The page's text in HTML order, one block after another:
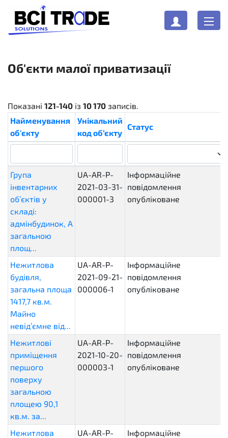
Об'єкти малої приватизації
Показані 121-140 із 10 170 записів.
Найменування
об'єкту
Унікальний
код об’єкту
Статус
Група
інвентарних
об’єктів у
складі:
адмінбудинок, А
загальною
площ...
UA-AR-P-
2021-03-31-
000001-3
Інформаційне
повідомлення
опубліковане
Нежитлова
будівля,
загальна площа
1417,7 кв.м.
Майно
невід’ємне від...
UA-AR-P-
2021-09-21-
000006-1
Інформаційне
повідомлення
опубліковане
Нежитлові
приміщення
першого
поверху
загальною
площею 90,1
кв.м. за...
UA-AR-P-
2021-10-20-
000003-1
Інформаційне
повідомлення
опубліковане
Нежитлова
UA-AR-P-
Інформаційне